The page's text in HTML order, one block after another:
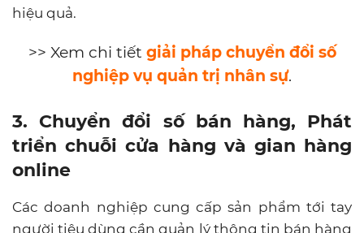
hiệu quả.
>> Xem chi tiết giải pháp chuyển đổi số
nghiệp vụ quản trị nhân sự.
3. Chuyển đổi số bán hàng, Phát
triển chuỗi cửa hàng và gian hàng
online
Các doanh nghiệp cung cấp sản phẩm tới tay
người tiêu dùng cần quản lý thông tin bán hàng